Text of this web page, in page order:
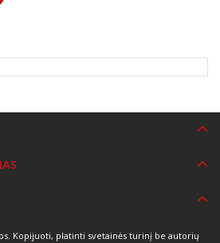
Kopijuoti, platinti svetainės turinį be autorių